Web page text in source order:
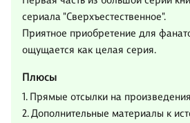
сериала "Сверхъестественное".
Приятное приобретение для
ощущается как целая серия.
Плюсы
1. Прямые отсылки на
2. Дополнительные материалы к